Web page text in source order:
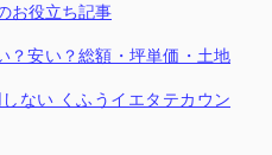
お役立ち記事
？安い？総額・坪単価・土地
ない くふうイエタテカウン